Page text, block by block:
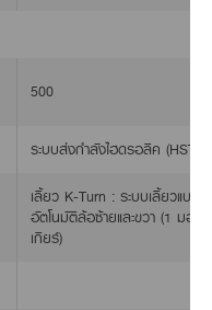
500
ระบบส่งกำลังไฮดรอลิค (HST)
เลี้ยว K-Turn : ระบบเลี้ยวแบบ
อัตโนมัติล้อซ้ายและขวา (1 มอเ
เกียร์)